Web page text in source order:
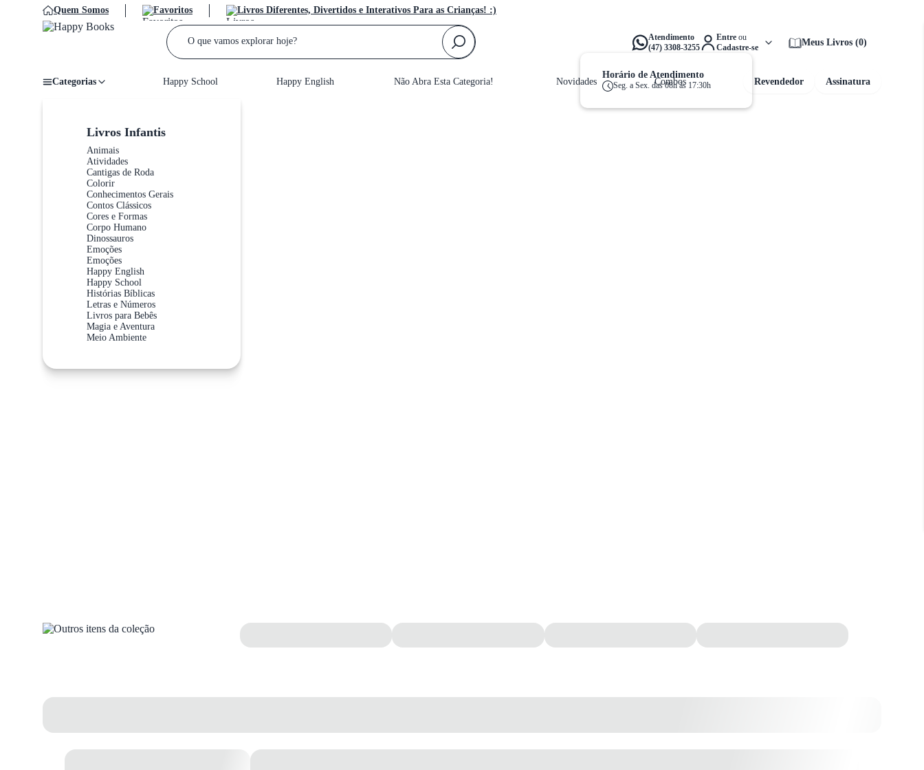
Quem Somos Favoritos Livros Diferentes, Divertidos e Interativos Para as Crianças! :)
Falta apenas R$ 159,00 para ganhar
Atendimento
(47) 3308-3255
Horário de Atendimento
Seg. a Sex. das 08h às 17:30h
Entre ou
Cadastre-se
Meus Livros (0)
Categorias
Livros Infantis
Animais
Atividades
Cantigas de Roda
Colorir
Conhecimentos Gerais
Contos Clássicos
Cores e Formas
Corpo Humano
Dinossauros
Emoções
Emoções
Happy English
Happy School
Histórias Bíblicas
Letras e Números
Livros para Bebês
Magia e Aventura
Meio Ambiente
Sistema Solar
Happy School Happy English Não Abra Esta Categoria! Novidades Combos Revendedor Assinatura